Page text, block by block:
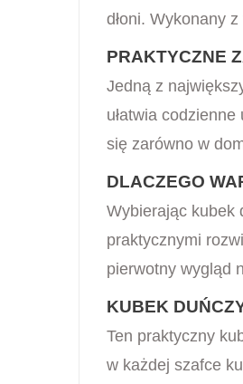
dłoni. Wykonany
PRAKTYCZNE
Jedną z
ułatwia
się zarówno w
DLACZEGO
Wybierając kubek
praktycznymi
pierwotny wygląd
KUBEK
Ten praktyczny
w każdej szafce